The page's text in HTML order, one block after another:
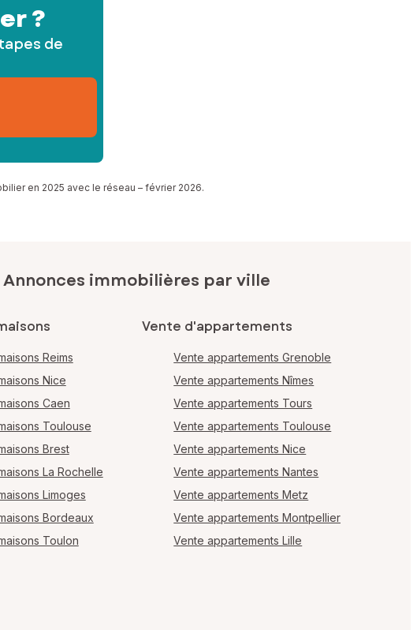
?
de
en 2025 avec le réseau – février 2026.
Annonces immobilières par ville
Reims
Nice
Caen
Toulouse
Brest
La Rochelle
Limoges
Bordeaux
Toulon
Vente d'appartements
Vente appartements Grenoble
Vente appartements Nîmes
Vente appartements Tours
Vente appartements Toulouse
Vente appartements Nice
Vente appartements Nantes
Vente appartements Metz
Vente appartements Montpellier
Vente appartements Lille